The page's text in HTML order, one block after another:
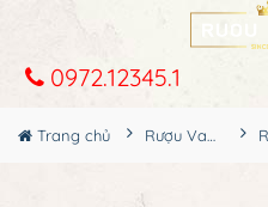
0972.12345.1
Trang chủ Rượu Vang